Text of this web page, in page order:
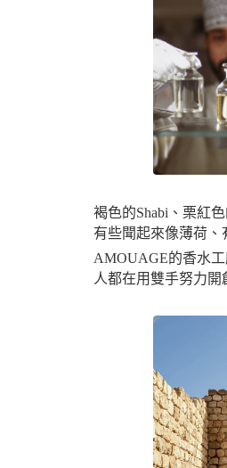
褐色的Shabi、栗紅
有些聞起來像薄荷
AMOUAGE的香水
人都在用雙手努力開